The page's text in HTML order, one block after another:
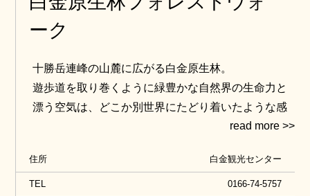
ーク
十勝岳連峰の山麓に広がる白金原生林。
遊歩道を取り巻くように緑豊かな自然界の生命力と
漂う空気は、どこか別世界にたどり着いたような感
覚さえもたらしてくれます。地元のガイドさんによ
ないほど没頭してしまいます。大雪山国立公園内の
森の中で、緑豊かな北海道の大自然を体いっぱいに
住所 白金観光センター
TEL 0166-74-5757